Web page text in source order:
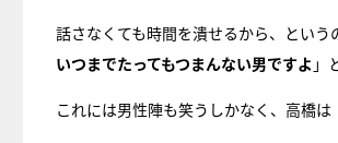
話さなくても時間を潰せるから、とい
いつまでたってもつまんない男ですよ 」
これには男性陣も笑うしかなく、高橋